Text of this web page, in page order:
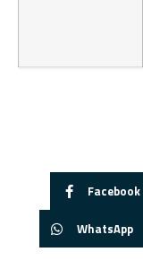
Facebook
WhatsApp